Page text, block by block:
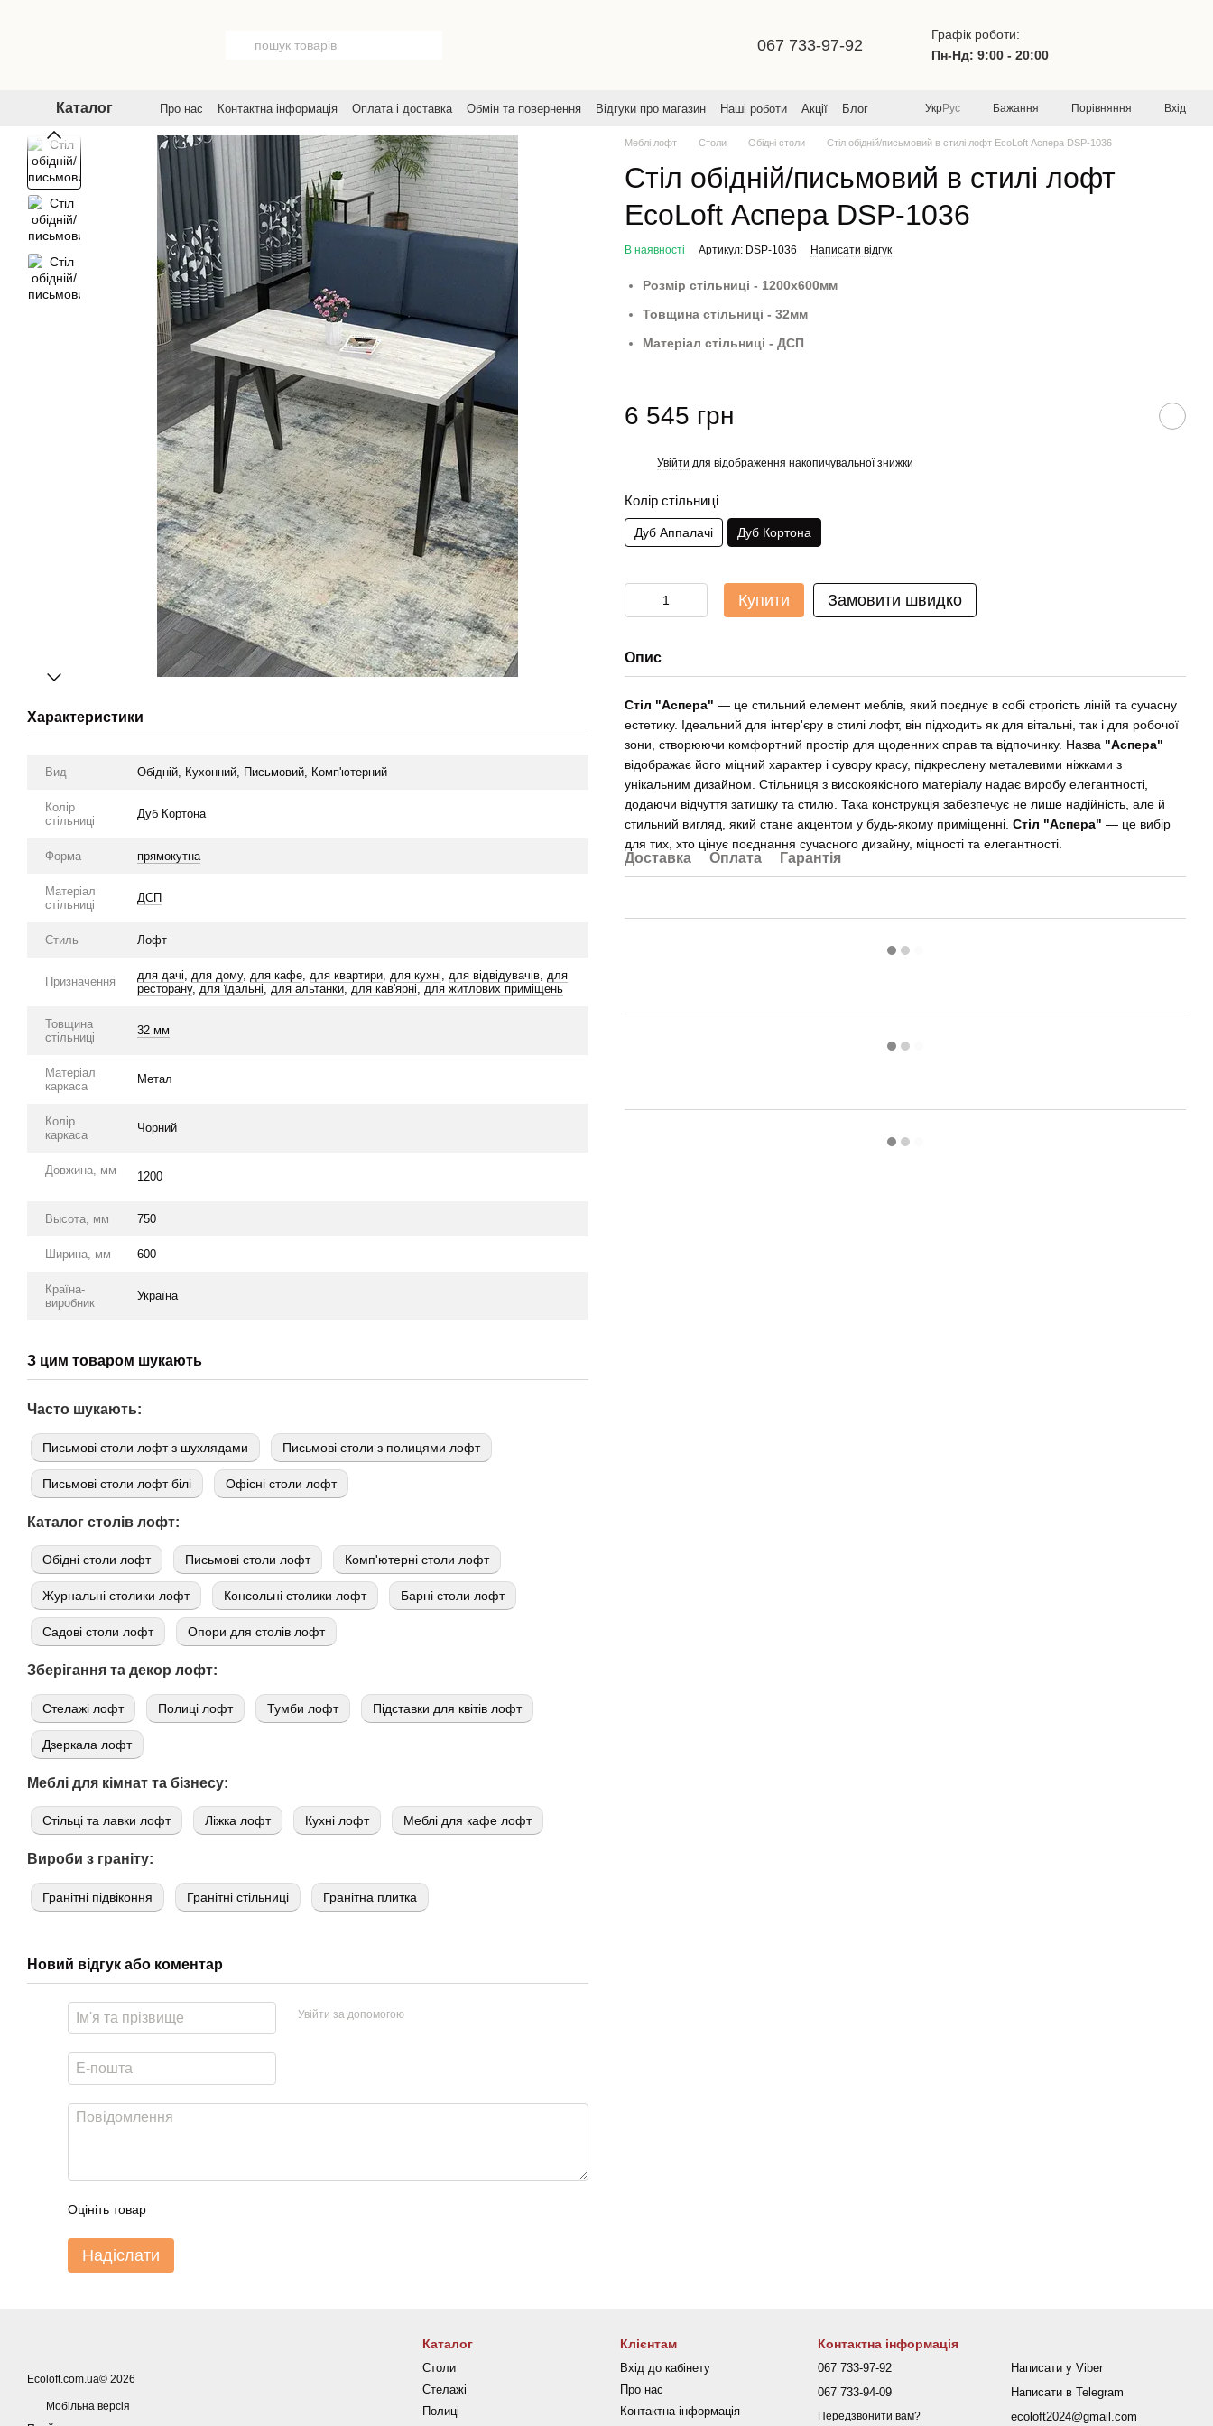
067 733-97-92
Графік роботи:
Пн-Нд: 9:00 - 20:00
Каталог Про нас Контактна інформація Оплата і доставка Обмін та повернення Відгуки про магазин Наші роботи Акції
Блог
УкрРус Бажання Порівняння Вхід
Характеристики
Вид Обідній, Кухонний, Письмовий, Комп'ютерний
Колір
стільниці
Дуб Кортона
Форма прямокутна
Матеріал
стільниці
ДСП
Стиль Лофт
Призначення для дачі, для дому, для кафе, для квартири, для кухні, для відвідувачів, для
ресторану, для їдальні, для альтанки, для кав'ярні, для житлових приміщень
Товщина
стільниці
32 мм
Матеріал
каркаса
Метал
Колір
каркаса
Чорний
Довжина, мм 1200
Высота, мм 750
Ширина, мм 600
Країна-
виробник
Україна
З цим товаром шукають
Часто шукають:
Письмові столи лофт з шухлядами Письмові столи з полицями лофт
Письмові столи лофт білі Офісні столи лофт
Каталог столів лофт:
Обідні столи лофт Письмові столи лофт Комп'ютерні столи лофт
Журнальні столики лофт Консольні столики лофт Барні столи лофт
Садові столи лофт Опори для столів лофт
Зберігання та декор лофт:
Стелажі лофт Полиці лофт Тумби лофт Підставки для квітів лофт
Дзеркала лофт
Меблі для кімнат та бізнесу:
Стільці та лавки лофт Ліжка лофт Кухні лофт Меблі для кафе лофт
Вироби з граніту:
Гранітні підвіконня Гранітні стільниці Гранітна плитка
Новий відгук або коментар
Увійти за допомогою
Оцініть товар
Надіслати
Меблі лофт Столи Обідні столи Стіл обідній/письмовий в стилі лофт EcoLoft Аспера DSP-1036
Стіл обідній/письмовий в стилі лофт
EcoLoft Аспера DSP-1036
В наявності Артикул: DSP-1036 Написати відгук
Розмір стільниці - 1200х600мм
Товщина стільниці - 32мм
Матеріал стільниці - ДСП
6 545 грн
Увійти для відображення накопичувальної знижки
Колір стільниці
Дуб Аппалачі Дуб Кортона
Купити Замовити швидко
Опис
Стіл "Аспера" — це стильний елемент меблів, який поєднує в собі строгість ліній та сучасну
естетику. Ідеальний для інтер'єру в стилі лофт, він підходить як для вітальні, так і для робочої
зони, створюючи комфортний простір для щоденних справ та відпочинку. Назва "Аспера"
відображає його міцний характер і сувору красу, підкреслену металевими ніжками з
унікальним дизайном. Стільниця з високоякісного матеріалу надає виробу елегантності,
додаючи відчуття затишку та стилю. Така конструкція забезпечує не лише надійність, але й
стильний вигляд, який стане акцентом у будь-якому приміщенні. Стіл "Аспера" — це вибір
для тих, хто цінує поєднання сучасного дизайну, міцності та елегантності.
Доставка Оплата Гарантія
Ecoloft.com.ua© 2026
Мобільна версія
Каталог
Столи
Стелажі
Полиці
Клієнтам
Вхід до кабінету
Про нас
Контактна інформація
Контактна інформація
067 733-97-92
067 733-94-09
Передзвонити вам?
Написати у Viber
Написати в Telegram
ecoloft2024@gmail.com